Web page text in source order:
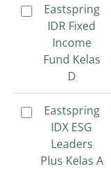
Eastspring
IDR Fixed
Income
Fund Kelas
Eastspring
IDX ESG
Leaders
Plus Kelas A
Eastspring
IDR Fixed
Income
Fund Kelas
D
Eastspring
IDX ESG
Leaders
Plus Kelas A